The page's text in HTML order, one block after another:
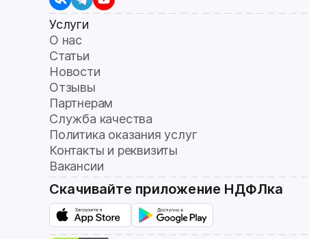
Услуги
О нас
Статьи
Новости
Отзывы
Партнерам
Служба качества
Политика оказания услуг
Контакты и реквизиты
Вакансии
Скачивайте приложение НДФЛка